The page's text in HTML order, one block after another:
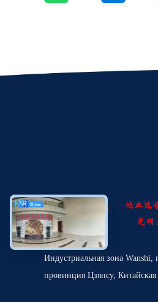
Индустриальная зона Wanshi,
провинция Цзянсу, Китайская